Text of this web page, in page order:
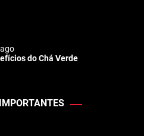
do Chá Verde